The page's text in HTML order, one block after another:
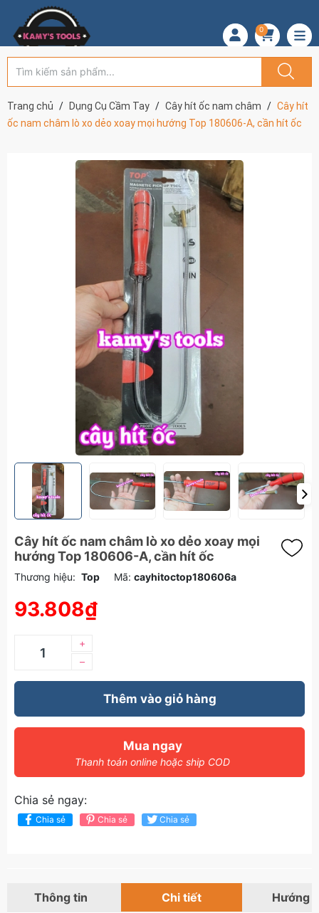
0
Trang chủ Dụng Cụ Cầm Tay Cây hít ốc nam châm
Cây hít
ốc nam châm lò xo dẻo xoay mọi hướng Top 180606-A, cần hít ốc
Cây hít ốc nam châm lò xo dẻo xoay mọi
hướng Top 180606-A, cần hít ốc
Thương hiệu: Top Mã: cayhitoctop180606a
93.808₫
–
+
Thêm vào giỏ hàng
Mua ngay
Thanh toán online hoặc ship COD
Chia sẻ ngay:
Chia sẻ Chia sẻ Chia sẻ
Thông tin Chi tiết Hướng